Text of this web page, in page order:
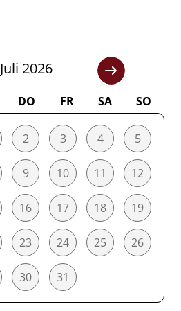
Juli 2026
DO FR SA SO
2 3 4 5
9 10 11 12
16 17 18 19
23 24 25 26
30 31